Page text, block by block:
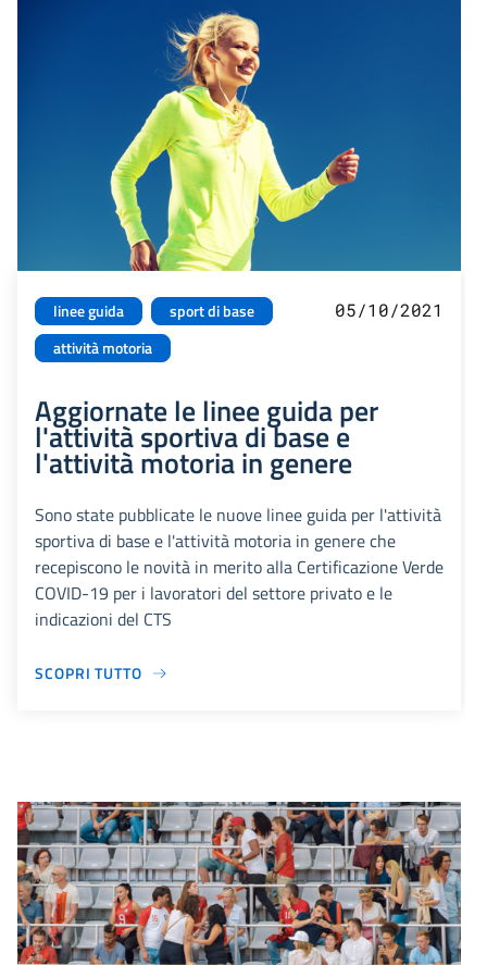
linee guida
sport di base
attività motoria
05/10/2021
Aggiornate le linee guida per
l'attività sportiva di base e
l'attività motoria in genere
Sono state pubblicate le nuove linee guida per l'attività
sportiva di base e l'attività motoria in genere che
recepiscono le novità in merito alla Certificazione Verde
COVID-19 per i lavoratori del settore privato e le
indicazioni del CTS
SCOPRI TUTTO